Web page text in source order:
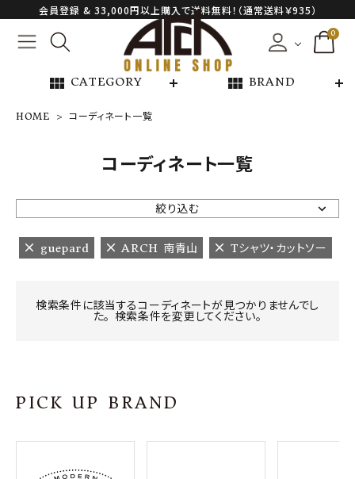
会員登録 & 33,000円以上購入で送料無料！（通常送料￥935）
0
view_module CATEGORY view_module BRAND
NEW ARRIVAL
ARCH EXCLUSIVE
BRAND
INFORMATION
ご利用ガイド
プライバシーポリシー
HOME コーディネート一覧
コーディネート一覧
絞り込む
guepard ARCH 南青山 Tシャツ・カットソー
検索条件に該当するコーディネートが見つかりませんでし
た。 検索条件を変更してください。
PICK UP BRAND